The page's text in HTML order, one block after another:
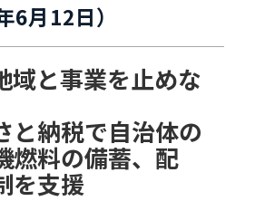
6月12日）
域と事業を止めな
と納税で自治体の
燃料の備蓄、配
を支援